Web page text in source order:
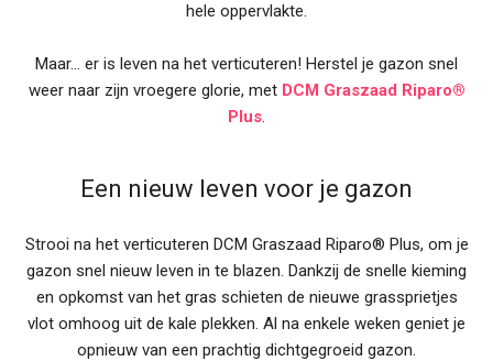
hele oppervlakte.
Maar... er is leven na het verticuteren! Herstel je gazon snel
weer naar zijn vroegere glorie, met DCM Graszaad Riparo®
Plus.
Een nieuw leven voor je gazon
Strooi na het verticuteren DCM Graszaad Riparo® Plus, om je
gazon snel nieuw leven in te blazen. Dankzij de snelle kieming
en opkomst van het gras schieten de nieuwe grassprietjes
vlot omhoog uit de kale plekken. Al na enkele weken geniet je
opnieuw van een prachtig dichtgegroeid gazon.